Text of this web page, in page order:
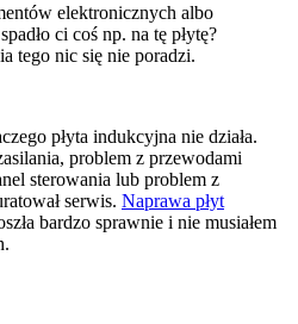
elektronicznych albo
ci coś np. na tę płytę?
tego nic się nie poradzi.
płyta indukcyjna nie działa.
problem z przewodami
sterowania lub problem z
serwis. Naprawa płyt
bardzo sprawnie i nie musiałem